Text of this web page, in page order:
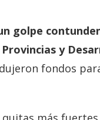
golpe
y
fondos